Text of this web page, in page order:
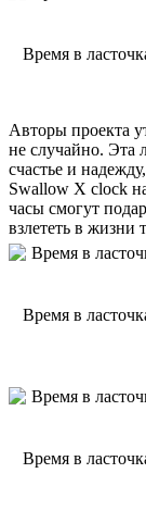
Время в
Авторы проекта
не случайно. Эта
счастье и
Swallow X clock
часы смогут
взлететь в жизни
Время в
Время в